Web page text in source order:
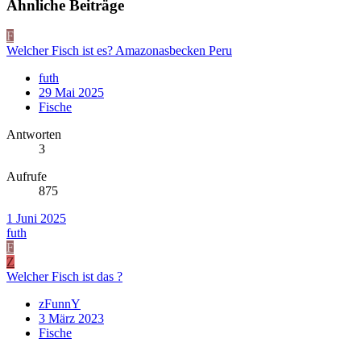
Ähnliche Beiträge
F
Welcher Fisch ist es? Amazonasbecken Peru
futh
29 Mai 2025
Fische
Antworten
3
Aufrufe
875
1 Juni 2025
futh
F
Z
Welcher Fisch ist das ?
zFunnY
3 März 2023
Fische